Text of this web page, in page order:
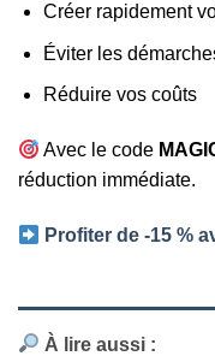
Créer rapidement
Éviter les
Réduire vos coûts
Avec le code
réduction immédiate.
Profiter de -15 %
À lire aussi :